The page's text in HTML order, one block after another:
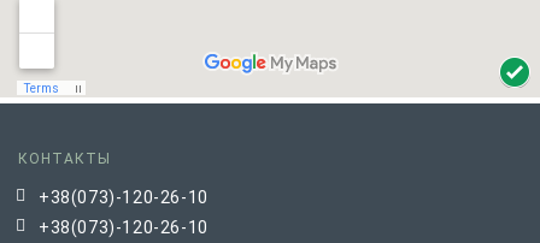
КОНТАКТЫ
+38(073)-120-26-10
+38(073)-120-26-10